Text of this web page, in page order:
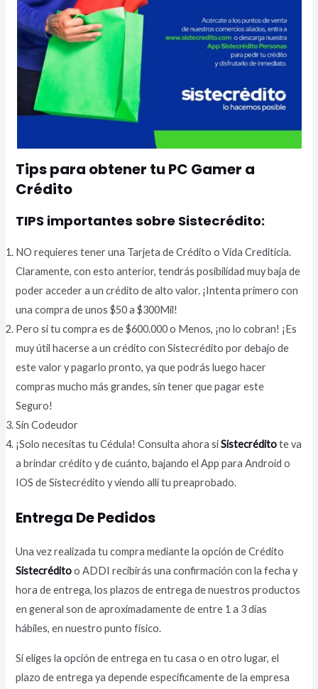
Tips para obtener tu PC Gamer a
Crédito
TIPS importantes sobre Sistecrédito:
NO requieres tener una Tarjeta de Crédito o Vida Crediticia.
Claramente, con esto anterior, tendrás posibilidad muy baja de
poder acceder a un crédito de alto valor. ¡Intenta primero con
una compra de unos $50 a $300Mil!
Pero si tu compra es de $600.000 o Menos, ¡no lo cobran! ¡Es
muy útil hacerse a un crédito con Sistecrédito por debajo de
este valor y pagarlo pronto, ya que podrás luego hacer
compras mucho más grandes, sin tener que pagar este
Seguro!
Sin Codeudor
¡Solo necesitas tu Cédula! Consulta ahora siSistecréditote va
a brindar crédito y de cuánto, bajando el App para Android o
IOS de Sistecrédito y viendo allí tu preaprobado.
Entrega De Pedidos
Una vez realizada tu compra mediante la opción de Crédito
Sistecréditoo ADDI recibirás una confirmación con la fecha y
hora de entrega, los plazos de entrega de nuestros productos
en general son de aproximadamente de entre 1 a 3 días
hábiles, en nuestro punto físico.
Si eliges la opción de entrega en tu casa o en otro lugar, el
plazo de entrega ya depende específicamente de la empresa